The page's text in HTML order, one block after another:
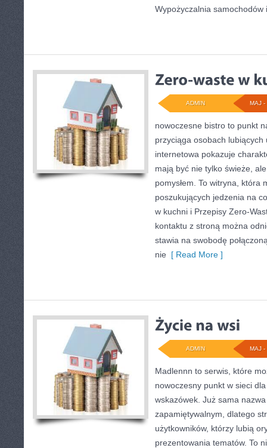
Wypożyczalnia samochodów i
MAJ -
ADMIN
nowoczesne bistro to punkt
przyciąga osobach
internetowa pokazuje
mają być nie tylko świeże,
pomysłem. To witryna, która
poszukujących jedzenia na
w kuchni i Przepisy Zero-
kontaktu z stroną można
stawia na swobodę
nie [ Read More ]
MAJ -
ADMIN
Madlennn to serwis, które
nowoczesny punkt w sieci
wskazówek. Już sama
zapamiętywalnym, dlatego
użytkowników, którzy lubią
prezentowania tematów. To